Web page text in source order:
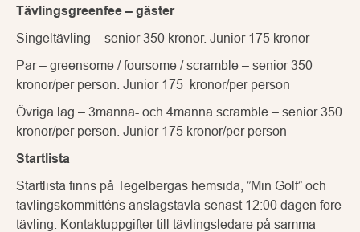
Tävlingsgreenfee – gäster
Singeltävling – senior 350 kronor. Junior 175 kronor
Par – greensome / foursome / scramble – senior 350
kronor/per person. Junior 175 kronor/per person
Övriga lag – 3manna- och 4manna scramble – senior 350
kronor/per person. Junior 175 kronor/per person
Startlista
Startlista finns på Tegelbergas hemsida, ”Min Golf” och
tävlingskommitténs anslagstavla senast 12:00 dagen före
tävling. Kontaktuppgifter till tävlingsledare på samma